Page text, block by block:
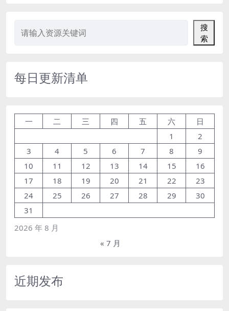
搜
索
每日更新清单
2026 年 8 月
一 二 三 四 五 六
日
1
2
3
4 5 6 7 8
9
10
11 12 13 14 15
16
17
18 19 20 21 22
23
24
25 26 27 28 29
30
31
« 7 月
近期发布